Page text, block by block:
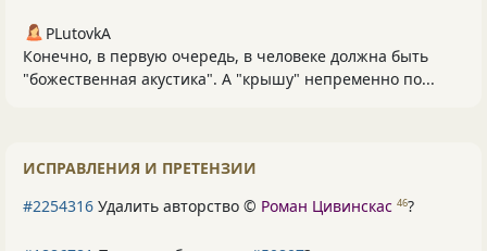
PLutоvkА
Конечно, в первую очередь, в человеке должна быть
"божественная акустика". А "крышу" непременно по...
ИСПРАВЛЕНИЯ И ПРЕТЕНЗИИ
#2254316 Удалить авторство © Роман Цивинскас 46?